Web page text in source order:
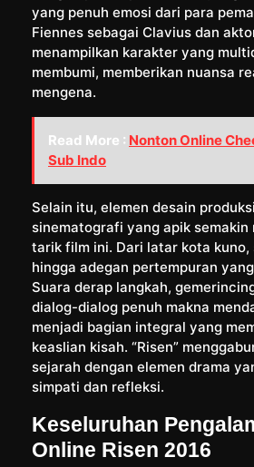
yang penuh emosi dari para
Fiennes sebagai Clavius dan
menampilkan karakter yang
membumi, memberikan nuansa
mengena.
Read More : Nonton Online
Sub Indo
Selain itu, elemen desain
sinematografi yang apik semakin
tarik film ini. Dari latar kota kuno,
hingga adegan pertempuran
Suara derap langkah,
dialog-dialog penuh makna
menjadi bagian integral yang
keaslian kisah. “Risen”
sejarah dengan elemen drama
simpati dan refleksi.
Keseluruhan
Online Risen 2016